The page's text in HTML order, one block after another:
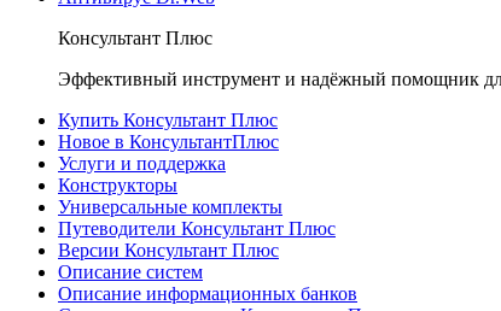
Консультант Плюс
Эффективный инструмент и надёжный помощник
Купить Консультант Плюс
Новое в КонсультантПлюс
Услуги и поддержка
Конструкторы
Универсальные комплекты
Путеводители Консультант Плюс
Версии Консультант Плюс
Описание систем
Описание информационных банков